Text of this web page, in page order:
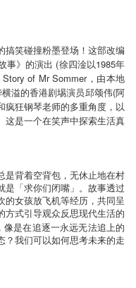
搞笑碰撞粉墨登场！这部改编
事》的演出 (徐四淦以1985年
of Mr Sommer，由本地
溢的香港剧埸演员邱颂伟(阿
狂钢琴老师的多重角度，以
这是一个在笑声中探索生活真
是背着空背包，无休止地在村
是「求你们闭嘴」。故事透过
的女孩放飞机等经历，共同呈
方式引导观众反思现代生活的
是在追逐一永远无法追上的
？我们可以如何思考未来的走